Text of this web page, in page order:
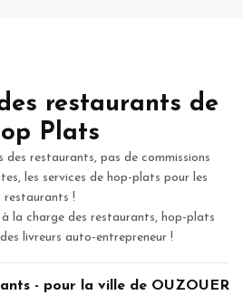
restaurants de
Plats
restaurants, pas de commissions
les services de hop-plats pour les
restaurants !
la charge des restaurants, hop-plats
livreurs auto-entrepreneur !
- pour la ville de OUZOUER